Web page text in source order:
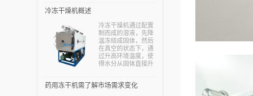
冷冻干燥机概述
冷冻干燥机通过配置
制而成的溶液，先降
温冻结成固体，然后
在真空的状态下，通
过升高环境温度，使
得水分从固体直接升
证物质中的热敏成分
药用冻干机需了解市场需求变化